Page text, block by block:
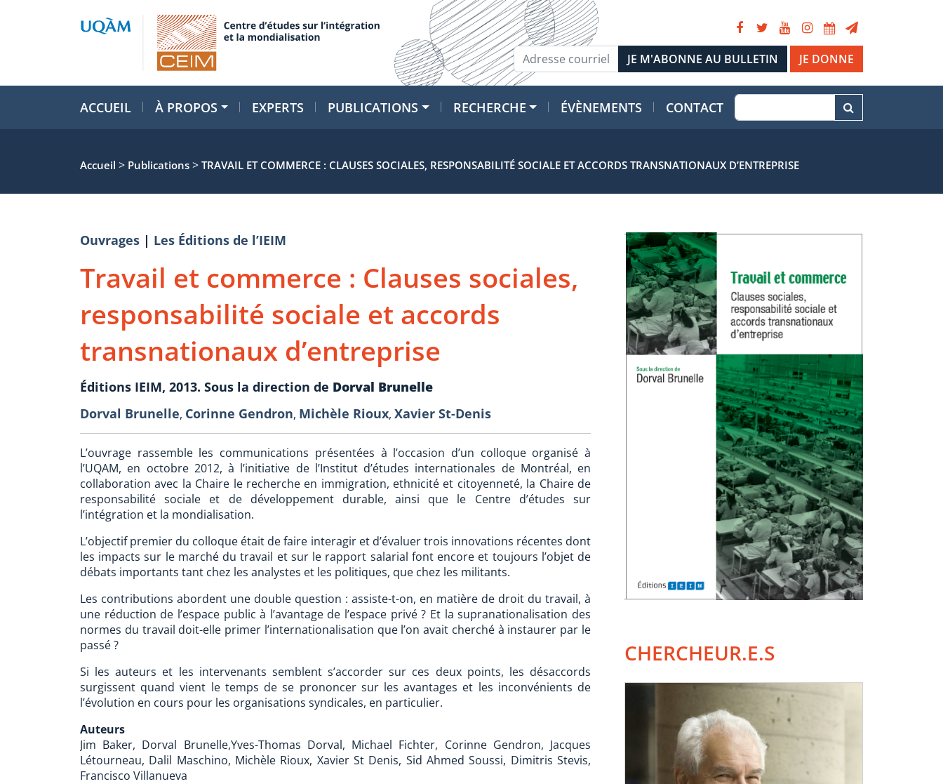
JE DONNE
ACCUEIL À PROPOS EXPERTS PUBLICATIONS RECHERCHE ÉVÈNEMENTS CONTACT
Accueil > Publications > TRAVAIL ET COMMERCE : CLAUSES SOCIALES, RESPONSABILITÉ SOCIALE ET ACCORDS TRANSNATIONAUX D’ENTREPRISE
Ouvrages | Les Éditions de l’IEIM
Travail et commerce : Clauses sociales,
responsabilité sociale et accords
transnationaux d’entreprise
Éditions IEIM, 2013. Sous la direction de Dorval Brunelle
Dorval Brunelle, Corinne Gendron, Michèle Rioux, Xavier St-Denis
L’ouvrage rassemble les communications présentées à l’occasion d’un colloque organisé à
l’UQAM, en octobre 2012, à l’initiative de l’Institut d’études internationales de Montréal, en
collaboration avec la Chaire le recherche en immigration, ethnicité et citoyenneté, la Chaire de
responsabilité sociale et de développement durable, ainsi que le Centre d’études sur
l’intégration et la mondialisation.
L’objectif premier du colloque était de faire interagir et d’évaluer trois innovations récentes dont
les impacts sur le marché du travail et sur le rapport salarial font encore et toujours l’objet de
débats importants tant chez les analystes et les politiques, que chez les militants.
Les contributions abordent une double question : assiste-t-on, en matière de droit du travail, à
une réduction de l’espace public à l’avantage de l’espace privé ? Et la supranationalisation des
normes du travail doit-elle primer l’internationalisation que l’on avait cherché à instaurer par le
passé ?
Si les auteurs et les intervenants semblent s’accorder sur ces deux points, les désaccords
surgissent quand vient le temps de se prononcer sur les avantages et les inconvénients de
l’évolution en cours pour les organisations syndicales, en particulier.
Auteurs
Jim Baker, Dorval Brunelle,Yves-Thomas Dorval, Michael Fichter, Corinne Gendron, Jacques
Létourneau, Dalil Maschino, Michèle Rioux, Xavier St Denis, Sid Ahmed Soussi, Dimitris Stevis,
Francisco Villanueva
CHERCHEUR.E.S